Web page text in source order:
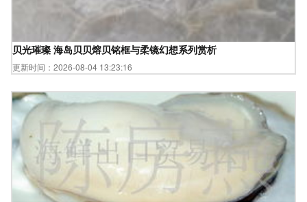
贝光璀璨 海岛贝贝熔贝铭框与柔镜幻想系列赏析
更新时间：2026-08-04 13:23:16